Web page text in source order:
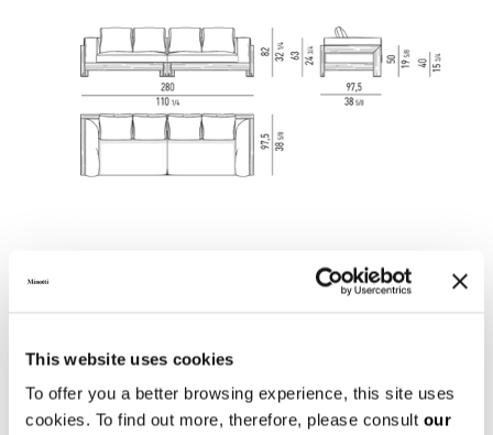
This website uses cookies
To offer you a better browsing experience, this site uses
cookies. To find out more, therefore, please consult our